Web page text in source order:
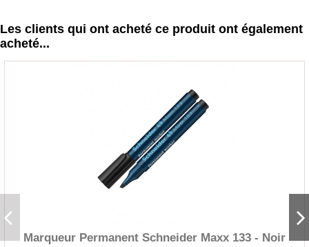
Les clients qui ont acheté ce produit ont également
acheté...
Marqueur Permanent Schneider Maxx 133 - Noir